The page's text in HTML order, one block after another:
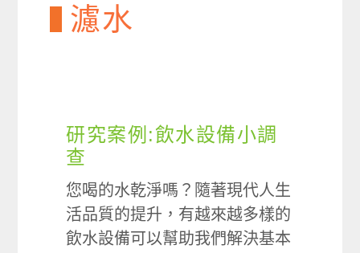
濾水
研究案例:飲水設備小調
查
您喝的水乾淨嗎？隨著現代人生
活品質的提升，有越來越多樣的
飲水設備可以幫助我們解決基本